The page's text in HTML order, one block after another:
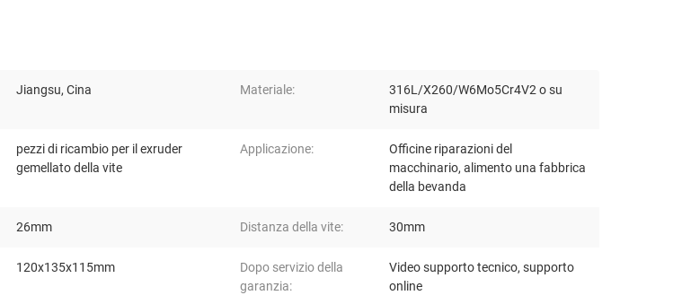
Jiangsu, Cina Materiale:
316L/X260/W6Mo5Cr4V2 o su
misura
pezzi di ricambio per il exruder
gemellato della vite
Applicazione:
Officine riparazioni del
macchinario, alimento una fabbrica
della bevanda
26mm Distanza della vite: 30mm
120x135x115mm
Dopo servizio della
garanzia:
Video supporto tecnico, supporto
online